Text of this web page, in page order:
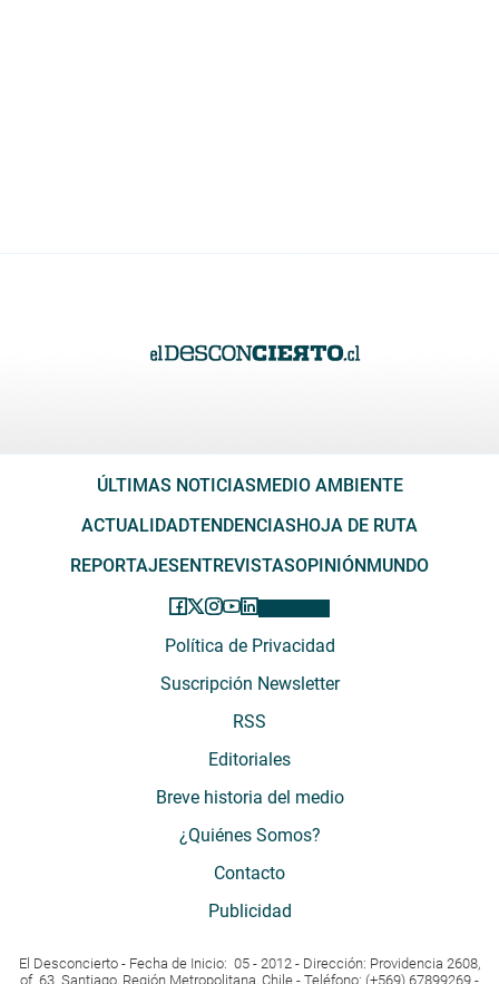
ÚLTIMAS NOTICIASMEDIO AMBIENTE
ACTUALIDADTENDENCIASHOJA DE RUTA
REPORTAJESENTREVISTASOPINIÓNMUNDO
Política de Privacidad
Suscripción Newsletter
RSS
Editoriales
Breve historia del medio
¿Quiénes Somos?
Contacto
Publicidad
El Desconcierto - Fecha de Inicio: 05 - 2012 - Dirección: Providencia 2608,
of. 63. Santiago, Región Metropolitana, Chile - Teléfono: (+569) 67899269 -